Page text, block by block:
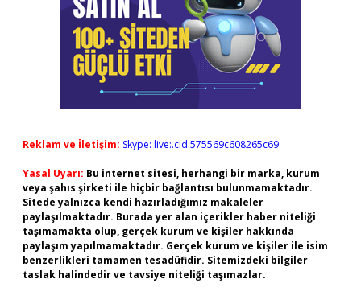
Reklam ve İletişim: Skype: live:.cid.575569c608265c69
Yasal Uyarı: Bu internet sitesi, herhangi bir marka, kurum
veya şahıs şirketi ile hiçbir bağlantısı bulunmamaktadır.
Sitede yalnızca kendi hazırladığımız makaleler
paylaşılmaktadır. Burada yer alan içerikler haber niteliği
taşımamakta olup, gerçek kurum ve kişiler hakkında
paylaşım yapılmamaktadır. Gerçek kurum ve kişiler ile isim
benzerlikleri tamamen tesadüfidir. Sitemizdeki bilgiler
taslak halindedir ve tavsiye niteliği taşımazlar.